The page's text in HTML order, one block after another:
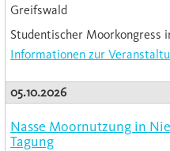
Greifswald
Studentischer Moorkongress
Informationen zur
05.10.2026
Nasse Moornutzung in
Tagung